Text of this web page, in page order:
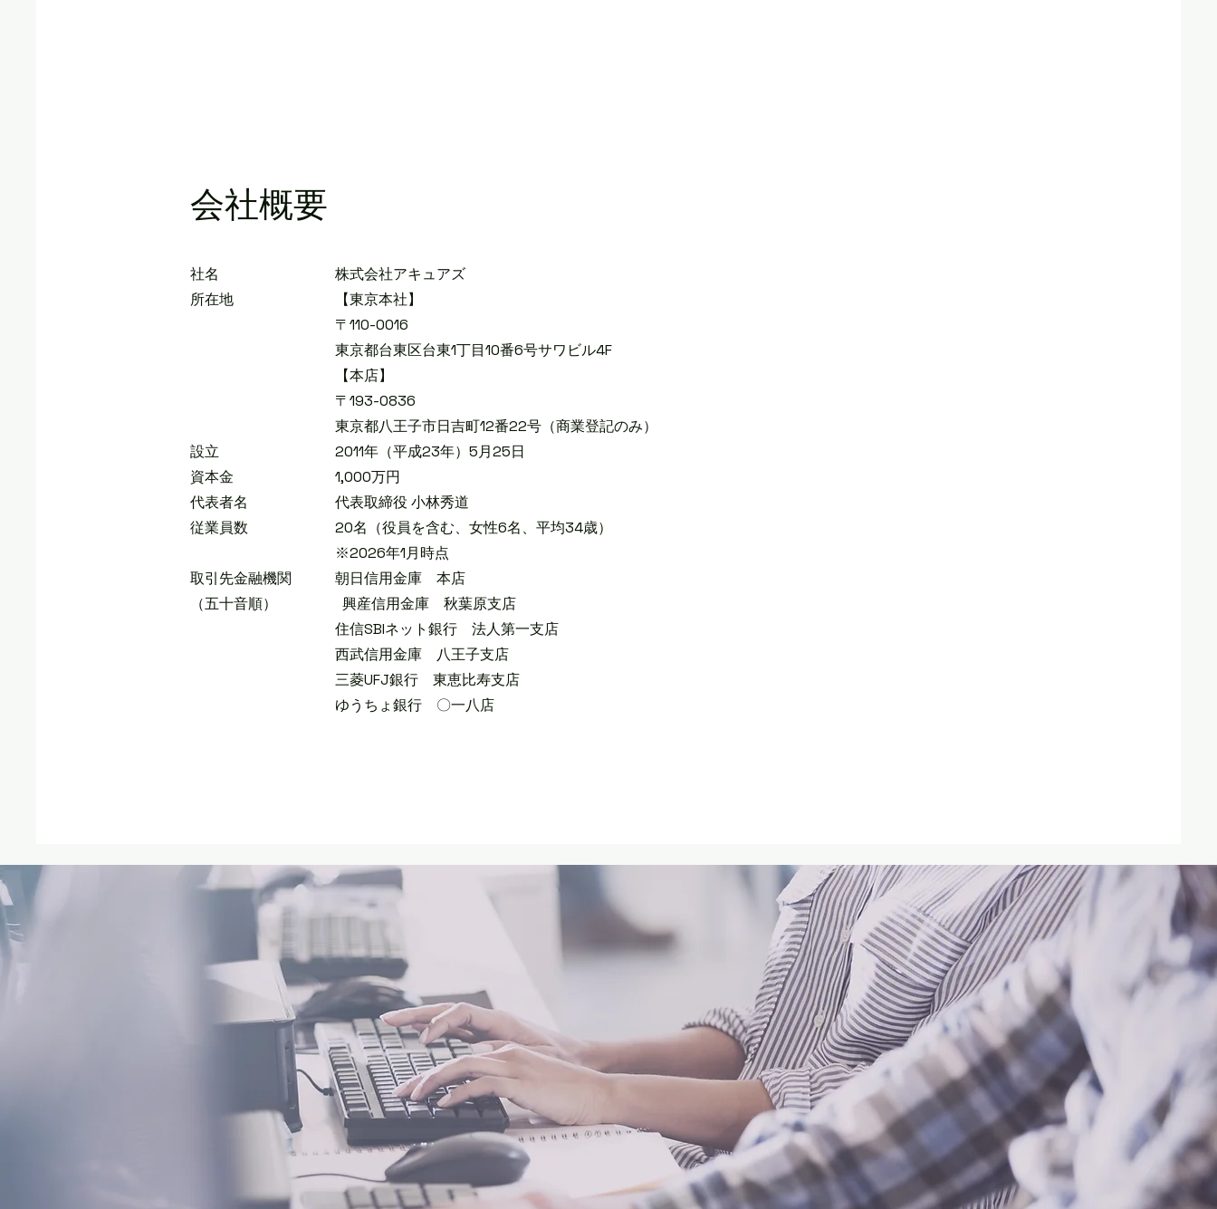
​会社概要
社名 株式会社アキュアズ
所在地 【東京本社】
〒110-0016
東京都台東区台東1丁目10番6号サワビル4F
【本店】
〒193-0836
東京都八王子市日吉町12番22号（商業登記のみ）
設立 2011年（平成23年）5月25日
資本金 1,000万円
代表者名 代表取締役 小林秀道
従業員数 20名（役員を含む、女性6名、平均34歳）
※2026年1月時点
取引先金融機関 朝日信用金庫 本店
（五十音順） 興産信用金庫 秋葉原支店
住信SBIネット銀行 法人第一支店
西武信用金庫 八王子支店
三菱UFJ銀行 東恵比寿支店
​ ゆうちょ銀行 〇一八店